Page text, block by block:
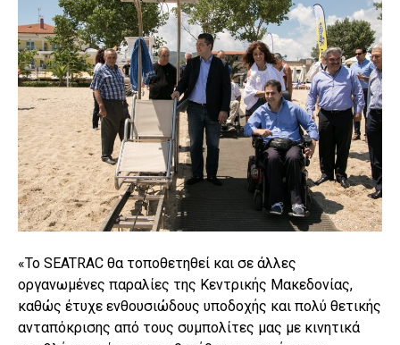
«Το SEATRAC θα τοποθετηθεί και σε άλλες
οργανωμένες παραλίες της Κεντρικής Μακεδονίας,
καθώς έτυχε ενθουσιώδους υποδοχής και πολύ θετικής
ανταπόκρισης από τους συμπολίτες μας με κινητικά